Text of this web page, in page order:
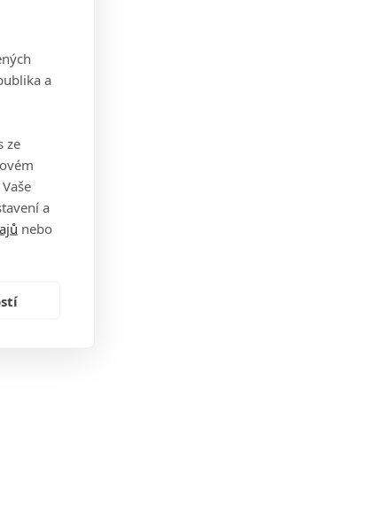
a
ze
a
nebo